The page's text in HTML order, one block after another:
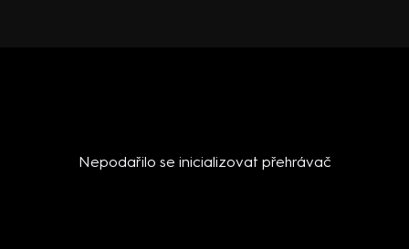
Nepodařilo se inicializovat přehrávač